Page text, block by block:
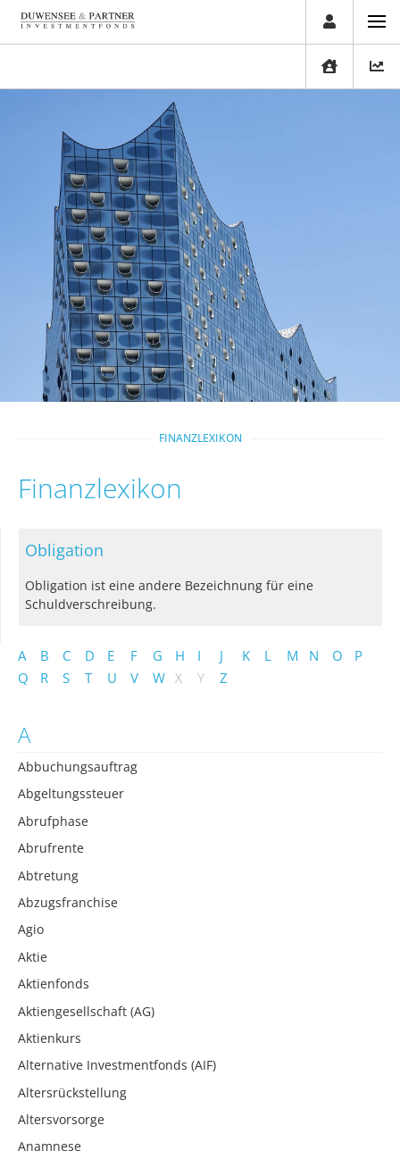
FINANZLEXIKON
Finanzlexikon
A B C D E F G H I J K L M N O
P
Q
R S T U V W X Y Z
A
Abbuchungsauftrag
Abgeltungssteuer
Abrufphase
Abrufrente
Abtretung
Abzugsfranchise
Agio
Aktie
Aktienfonds
Aktiengesellschaft (AG)
Aktienkurs
Alternative Investmentfonds (AIF)
Altersrückstellung
Altersvorsorge
Anamnese
Obligation
Obligation ist eine andere Bezeichnung für eine
Schuldverschreibung.